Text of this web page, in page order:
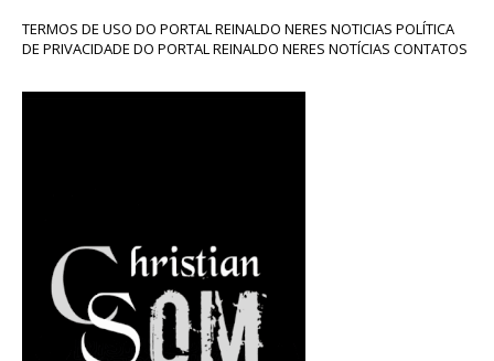
TERMOS DE USO DO PORTAL REINALDO NERES NOTICIAS POLÍTICA
DE PRIVACIDADE DO PORTAL REINALDO NERES NOTÍCIAS CONTATOS